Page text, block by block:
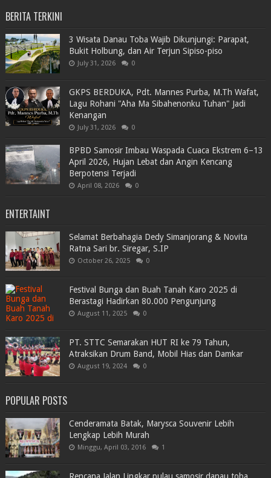
BERITA TERKINI
3 Wisata Danau Toba Wajib Dikunjungi: Parapat,
Bukit Holbung, dan Air Terjun Sipiso-piso
July 31, 2026 0
GKPS BERDUKA, Pdt. Mannes Purba, M.Th Wafat,
Lagu Rohani "Aha Ma Sibahenonku Tuhan" Jadi
Kenangan
July 31, 2026 0
BPBD Samosir Imbau Waspada Cuaca Ekstrem 6–13
April 2026, Hujan Lebat dan Angin Kencang
Berpotensi Terjadi
April 08, 2026 0
ENTERTAINT
Selamat Berbahagia Dedy Simanjorang & Novita
Ratna Sari br. Siregar, S.IP
October 26, 2025 0
Festival Bunga dan Buah Tanah Karo 2025 di
Berastagi Hadirkan 80.000 Pengunjung
August 11, 2025 0
PT. STTC Semarakan HUT RI ke 79 Tahun,
Atraksikan Drum Band, Mobil Hias dan Damkar
August 19, 2024 0
POPULAR POSTS
Cenderamata Batak, Marysca Souvenir Lebih
Lengkap Lebih Murah
Minggu, April 03, 2016 1